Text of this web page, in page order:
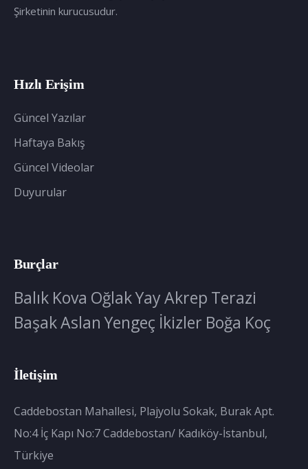
Şirketinin kurucusudur.
Hızlı Erişim
Güncel Yazılar
Haftaya Bakış
Güncel Videolar
Duyurular
Burçlar
Balık Kova OğlakYayAkrep Terazi
BaşakAslan Yengeç İkizler Boğa Koç
İletişim
Caddebostan Mahallesi, Plajyolu Sokak, Burak Apt.
No:4 İç Kapı No:7 Caddebostan/ Kadıköy-İstanbul,
Türkiye